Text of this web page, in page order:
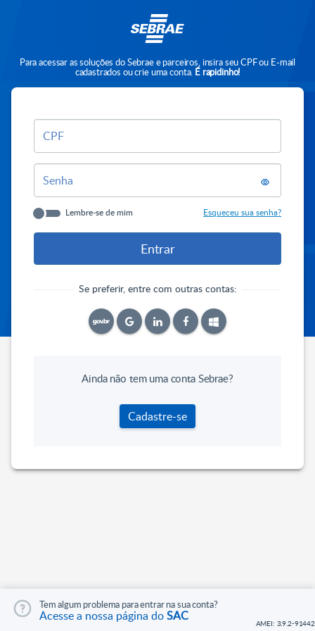
Para acessar as soluções do Sebrae e parceiros, insira seu CPF ou E-mail
cadastrados ou crie uma conta. É rapidinho!
CPF
Senha
Lembre-se de mim Esqueceu sua senha?
Se preferir, entre com outras contas:
Tem algum problema para entrar na sua conta?
Acesse a nossa página doSAC
Ainda não tem uma conta Sebrae?
Cadastre-se
AMEI: 3.9.2-91442